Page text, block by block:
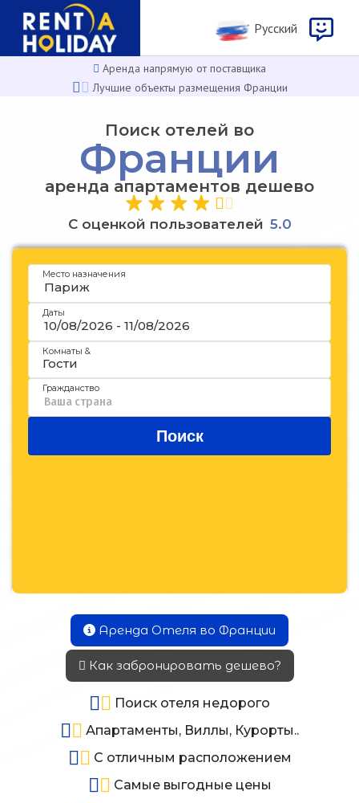
Русcкий
Аренда напрямую от поставщика
Лучшие объекты размещения Франции
Поиск отелей во
Франции
аренда апартаментов дешево
С оценкой пользователей 5.0
Аренда Отеля во Франции
Как забронировать дешево?
Поиск отеля недорого
Апартаменты, Виллы, Курорты..
С отличным расположением
Самые выгодные цены